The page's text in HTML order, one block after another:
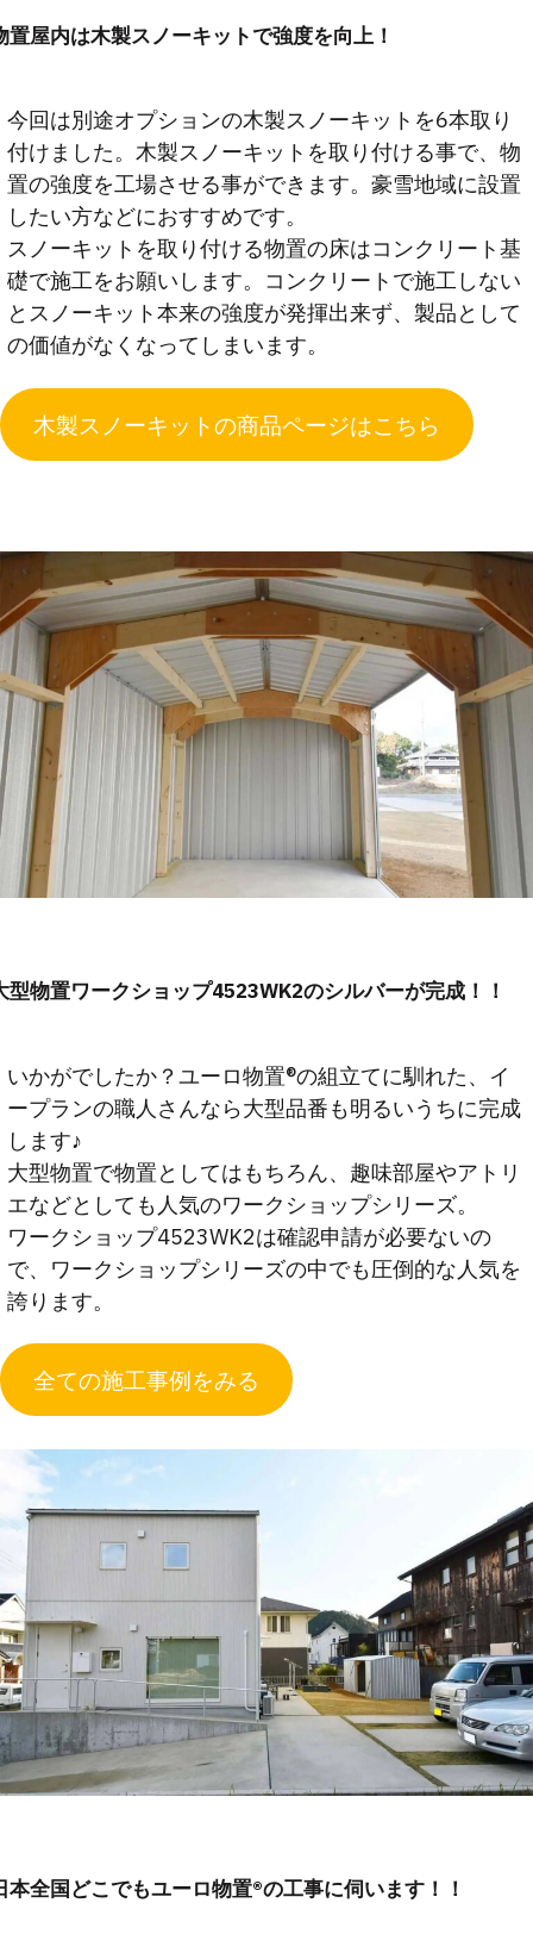
置屋内は木製スノーキットで強度を向上！
今回は別途オプションの木製スノーキットを6本取り
付けました。木製スノーキットを取り付ける事で、物
置の強度を工場させる事ができます。豪雪地域に設置
したい方などにおすすめです。
スノーキットを取り付ける物置の床はコンクリート基
礎で施工をお願いします。コンクリートで施工しない
とスノーキット本来の強度が発揮出来ず、製品として
の価値がなくなってしまいます。
木製スノーキットの商品ページはこちら
型物置ワークショップ4523WK2のシルバーが完成！！
いかがでしたか？ユーロ物置®︎の組立てに馴れた、イ
ープランの職人さんなら大型品番も明るいうちに完成
します♪
大型物置で物置としてはもちろん、趣味部屋やアトリ
エなどとしても人気のワークショップシリーズ。
ワークショップ4523WK2は確認申請が必要ないの
で、ワークショップシリーズの中でも圧倒的な人気を
誇ります。
全ての施工事例をみる
本全国どこでもユーロ物置®︎の工事に伺います！！